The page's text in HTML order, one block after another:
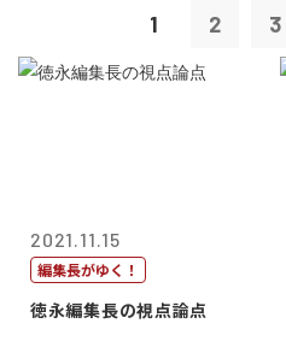
1 2 3
2021.11.15
編集長がゆく！
徳永編集長の視点論点